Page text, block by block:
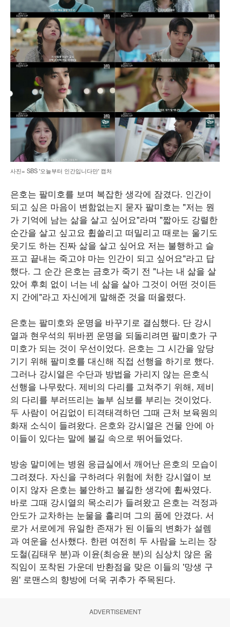
사진= SBS '오늘부터 인간입니다만' 캡처
은호는 팔미호를 보며 복잡한 생각에 잠겼다. 인간이
되고 싶은 마음이 변함없는지 묻자 팔미호는 "저는 뭔
가 기억에 남는 삶을 살고 싶어요"라며 "짧아도 강렬한
순간을 살고 싶고요 휩쓸리고 떠밀리고 때로는 울기도
웃기도 하는 진짜 삶을 살고 싶어요 저는 불행하고 슬
프고 끝내는 죽고야 마는 인간이 되고 싶어요"라고 답
했다. 그 순간 은호는 금호가 죽기 전 "나는 내 삶을 살
았어 후회 없이 너는 네 삶을 살아 그것이 어떤 것이든
지 간에"라고 자신에게 말해준 것을 떠올렸다.
은호는 팔미호와 운명을 바꾸기로 결심했다. 단 강시
열과 현우석의 뒤바뀐 운명을 되돌리려면 팔미호가 구
미호가 되는 것이 우선이었다. 은호는 그 시간을 앞당
기기 위해 팔미호를 대신해 직접 선행을 하기로 했다.
그러나 강시열은 수단과 방법을 가리지 않는 은호식
선행을 나무랐다. 제비의 다리를 고쳐주기 위해, 제비
의 다리를 부러뜨리는 놀부 심보를 부리는 것이었다.
두 사람이 어김없이 티격태격하던 그때 근처 보육원의
화재 소식이 들려왔다. 은호와 강시열은 건물 안에 아
이들이 있다는 말에 불길 속으로 뛰어들었다.
방송 말미에는 병원 응급실에서 깨어난 은호의 모습이
그려졌다. 자신을 구하려다 위험에 처한 강시열이 보
이지 않자 은호는 불안하고 불길한 생각에 휩싸였다.
바로 그때 강시열의 목소리가 들려왔고 은호는 걱정과
안도가 교차하는 눈물을 흘리며 그의 품에 안겼다. 서
로가 서로에게 유일한 존재가 된 이들의 변화가 설렘
과 여운을 선사했다. 한편 여전히 두 사람을 노리는 장
도철(김태우 분)과 이윤(최승윤 분)의 심상치 않은 움
직임이 포착된 가운데 반환점을 맞은 이들의 '망생 구
원' 로맨스의 향방에 더욱 귀추가 주목된다.
ADVERTISEMENT